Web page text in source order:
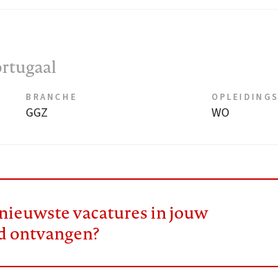
BRANCHE
GGZ WO
vacatures in jouw
ontvangen?